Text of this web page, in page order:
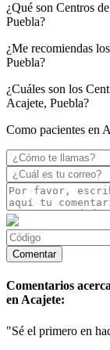
¿Qué son Centros
Puebla?
¿Me recomiendas
Puebla?
¿Cuáles son los
Acajete, Puebla?
Como pacientes en
Comentarios
en Acajete:
"Sé el primero en